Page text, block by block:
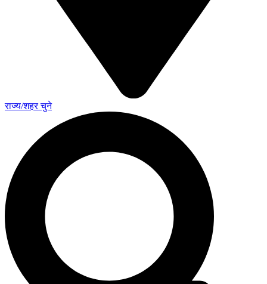
राज्य/शहर चुने